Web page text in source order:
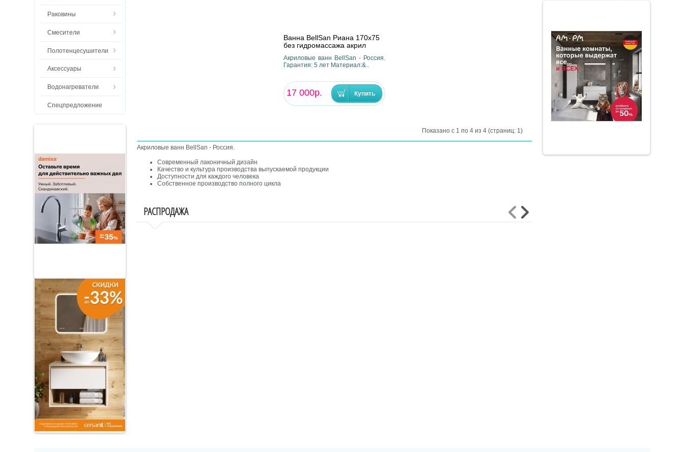
Раковины
Смесители
Полотенцесушители
Аксессуары
Водонагреватели
Спецпредложение
Ванна BellSan Риана 170х75
без гидромассажа акрил
Акриловые ванн BellSan - Россия.
Гарантия: 5 лет Материал:&..
17 000р.
Показано с 1 по 4 из 4 (страниц: 1)
Акриловые ванн BellSan - Россия.
Современный лаконичный дизайн
Качество и культура производства выпускаемой продукции
Доступности для каждого человека
Собственное производство полного цикла
РАСПРОДАЖА